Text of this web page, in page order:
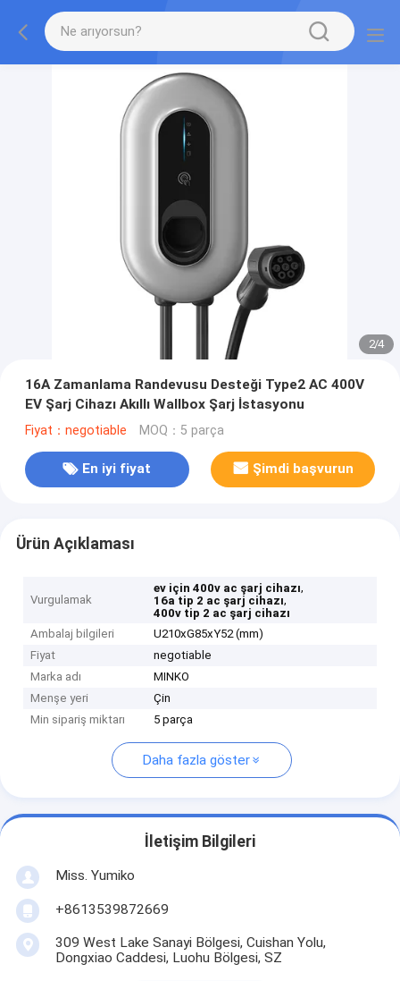
2/4
16A Zamanlama Randevusu Desteği Type2 AC 400V
EV Şarj Cihazı Akıllı Wallbox Şarj İstasyonu
Fiyat：negotiable MOQ：5 parça
En iyi fiyat Şimdi başvurun
Ürün Açıklaması
Vurgulamak
ev için 400v ac şarj cihazı,
16a tip 2 ac şarj cihazı,
400v tip 2 ac şarj cihazı
Ambalaj bilgileri
U210xG85xY52 (mm)
Fiyat
negotiable
Marka adı
MINKO
Menşe yeri
Çin
Min sipariş miktarı
5 parça
Daha fazla göster
İletişim Bilgileri
Miss. Yumiko
+8613539872669
309 West Lake Sanayi Bölgesi, Cuishan Yolu,
Dongxiao Caddesi, Luohu Bölgesi, SZ